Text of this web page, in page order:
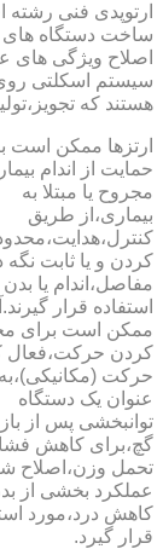
ارتوپدی فنی
ساخت دستگاه های
اصلاح ویژگی
سیستم اسکلتی
هستند که
ارتزها ممکن است
حمایت از اندام
مجروح یا مبتلا به
بیماری،از طریق
کردن و یا ثابت نگه
مفاصل،اندام یا
استفاده قرار
ممکن است برای
کردن حرکت،فعال
حرکت (مکانیکی)،به
عنوان یک دستگاه
توانبخشی پس از
گچ،برای کاهش
تحمل وزن،اصلاح
عملکرد بخشی از
کاهش درد،مورد
قرار گیرد.